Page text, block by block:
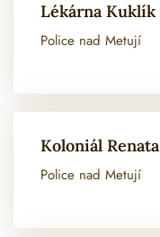
Lékárna Kuklík
Police nad Metují
Koloniál Renata
Police nad Metují